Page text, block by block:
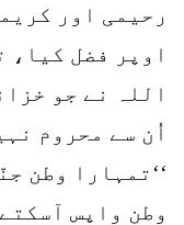
رحیمی اور
اوپر فضل کیا،
اللہ نے جو
اُن سے محروم
‘‘تمہارا وطن
وطن واپس